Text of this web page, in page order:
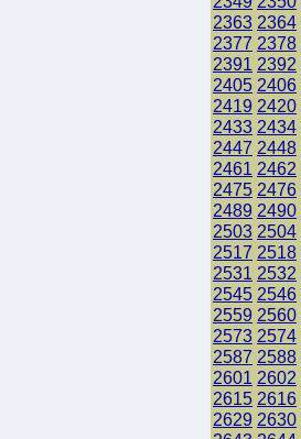
2363 2364
2377 2378
2391 2392
2405 2406
2419 2420
2433 2434
2447 2448
2461 2462
2475 2476
2489 2490
2503 2504
2517 2518
2531 2532
2545 2546
2559 2560
2573 2574
2587 2588
2601 2602
2615 2616
2629 2630